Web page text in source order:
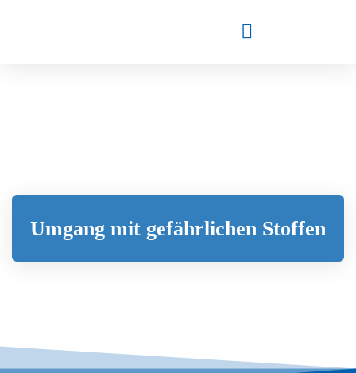
Umgang mit gefährlichen Stoffen